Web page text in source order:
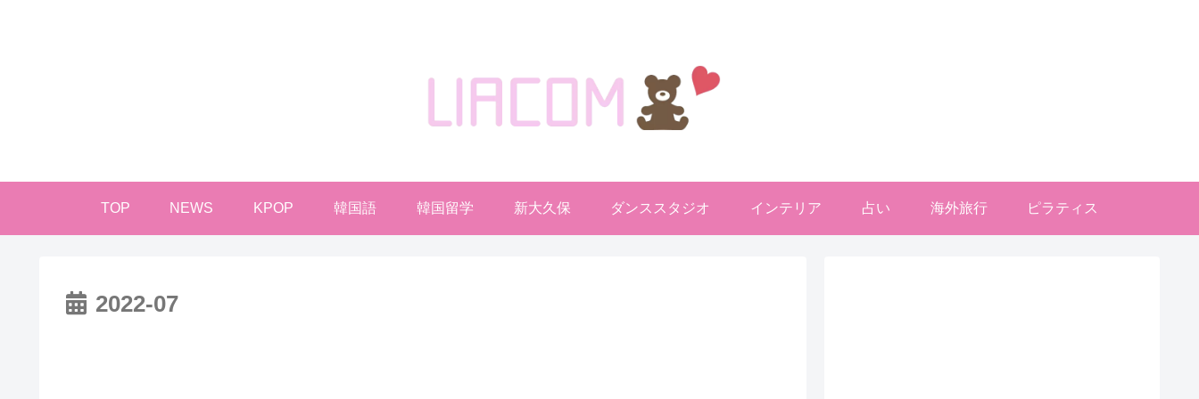
TOP NEWS KPOP 韓国語 韓国留学 新大久保 ダンススタジオ インテリア 占い 海外旅行 ピラティス
2022-07